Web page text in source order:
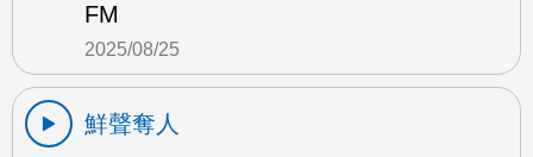
FM
2025/08/25
鮮聲奪人